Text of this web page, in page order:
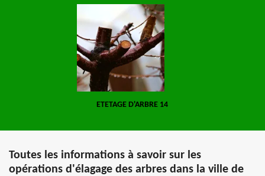
ETETAGE D'ARBRE 14
Toutes les informations à savoir sur les
opérations d'élagage des arbres dans la ville de